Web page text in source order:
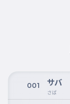
001 サバ
さば